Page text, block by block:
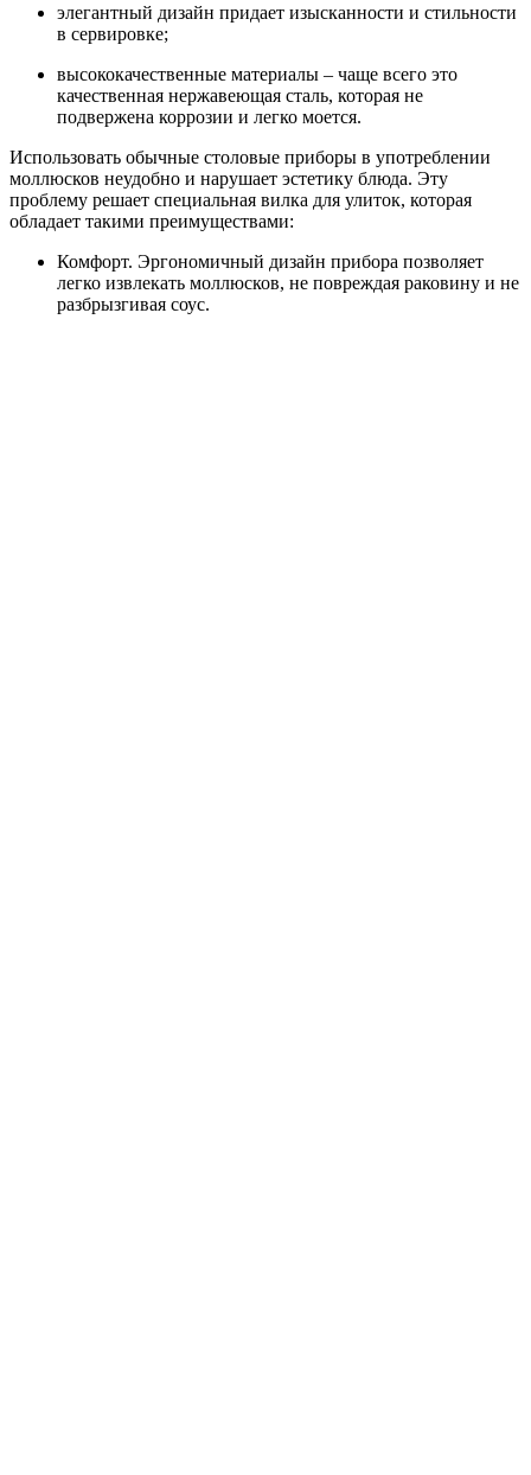
элегантный дизайн придает изысканности и стильности
в сервировке;
высококачественные материалы – чаще всего это
качественная нержавеющая сталь, которая не
подвержена коррозии и легко моется.
Использовать обычные столовые приборы в употреблении
моллюсков неудобно и нарушает эстетику блюда. Эту
проблему решает специальная вилка для улиток, которая
обладает такими преимуществами:
Комфорт. Эргономичный дизайн прибора позволяет
легко извлекать моллюсков, не повреждая раковину и не
разбрызгивая соус.